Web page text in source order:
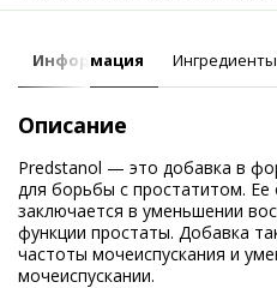
Информация Ингредиенты
Описание
Predstanol — это добавка в
для борьбы с простатитом. Ее
заключается в уменьшении
функции простаты. Добавка
частоты мочеиспускания и
мочеиспускании.